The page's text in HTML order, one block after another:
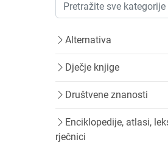
Alternativa
Dječje knjige
Društvene znanosti
Enciklopedije, atlasi,
rječnici